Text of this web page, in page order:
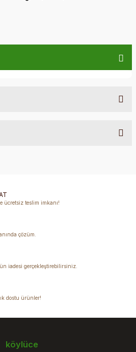
bilgiler bulunuyor.
daha pahalı.
olmalı.
ücretsiz teslim imkanı!
çözüm.
iadesi gerçekleştirebilirsiniz.
dostu ürünler!
köylüce